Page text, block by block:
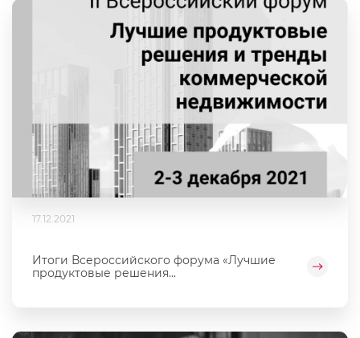
17.12.2021
Итоги Всероссийского форума «Лучшие
продуктовые решения...